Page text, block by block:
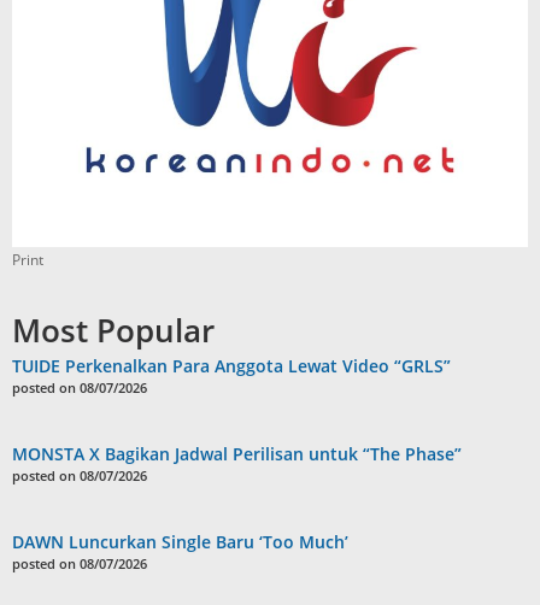
Print
Most Popular
TUIDE Perkenalkan Para Anggota Lewat Video “GRLS”
posted on 08/07/2026
MONSTA X Bagikan Jadwal Perilisan untuk “The Phase”
posted on 08/07/2026
DAWN Luncurkan Single Baru ‘Too Much’
posted on 08/07/2026